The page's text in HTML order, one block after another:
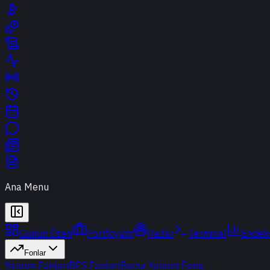
Ana Menu
Günün Özeti Portföyüm Radar Terminal
Fonlar
Yatırım FonlarıBES FonlarıBorsa Yatırım Fonu